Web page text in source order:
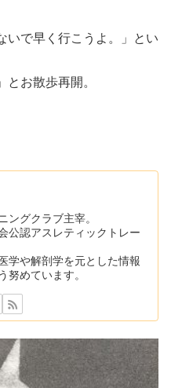
いで早く行こうよ。」とい
とお散歩再開。
ングクラブ主宰。
公認アスレティックトレー
学や解剖学を元とした情報
努めています。